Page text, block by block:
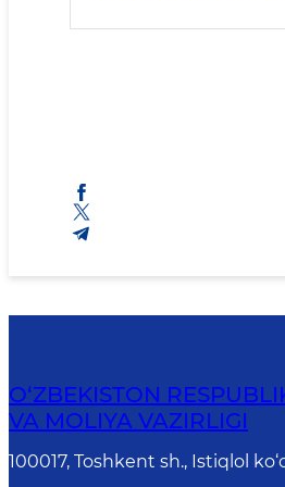
O‘ZBEKISTON
VA MOLIYA VAZIRLIGI
100017, Toshkent sh., Istiqlol